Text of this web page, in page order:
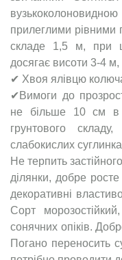
прилеглими рівними
складе 1,5 м, при
досягає висоти 3-4
✔ Хвоя ялівцю
✔Вимоги до
не більше 10 см в
грунтового
слабокислих
Не терпить
ділянки, добре росте
декоративні
Сорт
сонячних опіків.
Погано переносить